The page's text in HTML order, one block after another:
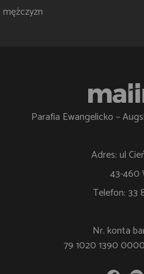
Parafia Ewangelicko –
Adres: ul
43-460
Telefon: 33
Nr. konta
79 1020 1390